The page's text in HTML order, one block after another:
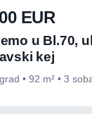
EUR
u Bl.70,
kej
• 92 m² • 3